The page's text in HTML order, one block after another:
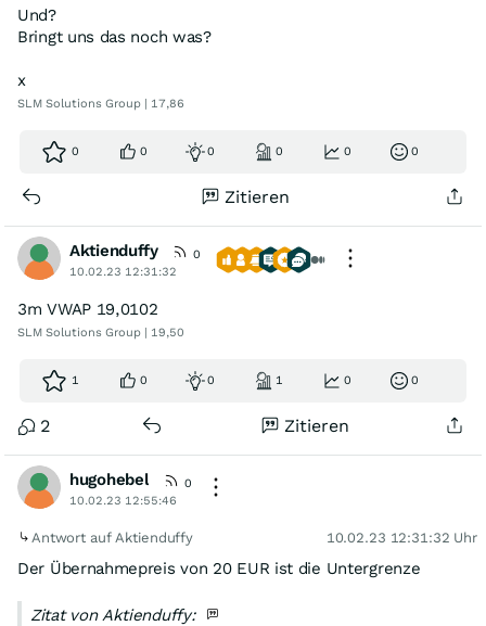
Und?
Bringt uns das noch was?
x
SLM Solutions Group | 17,86
0 0 0 0 0 0
Zitieren
Aktienduffy
0
10.02.23 12:31:32
3m VWAP 19,0102
SLM Solutions Group | 19,50
1 0 0 1 0 0
2 Zitieren
hugohebel
0
10.02.23 12:55:46
Antwort auf Aktienduffy 10.02.23 12:31:32 Uhr
Der Übernahmepreis von 20 EUR ist die Untergrenze
Zitat von Aktienduffy: